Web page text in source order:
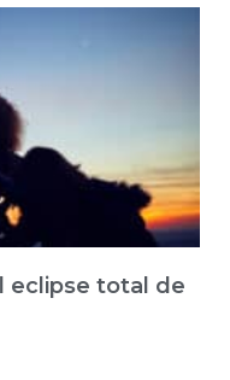
eclipse total de